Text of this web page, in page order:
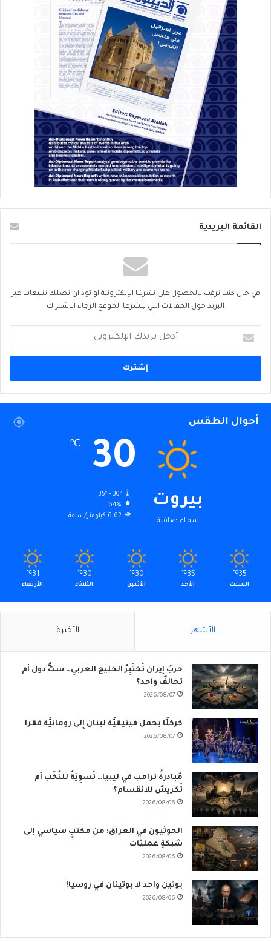
القائمة البريدية
في حال كنت ترغب بالحصول على نشرتنا الإلكترونية او تود ان تصلك تنبيهات عبر
البريد حول المقالات التي ينشرها الموقع الرجاء الاشتراك
بريدك
الإلكتروني
أحوال الطقس
بيروت
سماء صافية
30
℃
35º - 30º
64%
6.62 كيلومتر/ساعة
35
℃
السبت
35
℃
الأحد
30
℃
الأثنين
30
℃
الثلاثاء
31
℃
الأربعاء
الأشهر الأخيرة
حربُ إيران تَختَبِرُ الخليج العربي… ستُّ دول أم
تحالفٌ واحد؟
2026/08/07
كركلَّا يحمل فينيقيَّة لبنان إِلى رومانيَّة فقرا
2026/08/07
مُبادرةُ ترامب في ليبيا… تَسوِيَةٌ للنُخَب أم
تَكريسٌ للانقسام؟
2026/08/06
الحوثيون في العراق: من مكتبٍ سياسي إلى
شبكةِ عمليّات
2026/08/06
بوتين واحد لا بوتينان في روسيا!
2026/08/06